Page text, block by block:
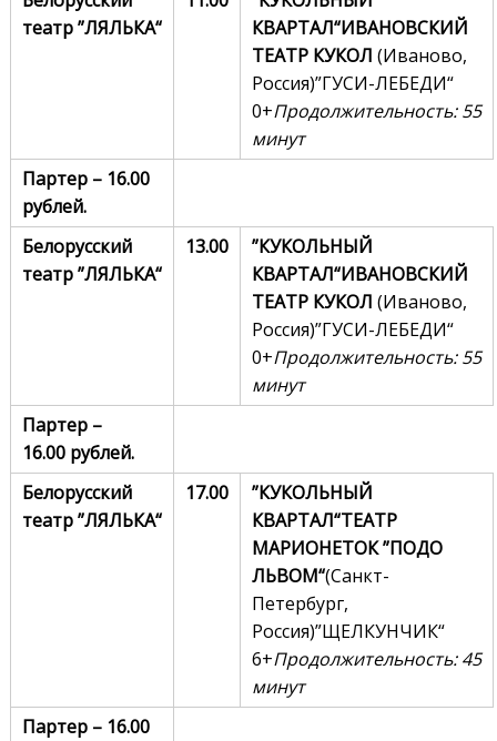
театр”ЛЯЛЬКА“
КВАРТАЛ“ИВАНОВСКИЙ
ТЕАТР КУКОЛ (Иваново,
Россия)”ГУСИ-ЛЕБЕДИ“
0+Продолжительность:55
минут
Партер – 16.00
рублей.
Белорусский
театр”ЛЯЛЬКА“
13.00
”КУКОЛЬНЫЙ
КВАРТАЛ“ИВАНОВСКИЙ
ТЕАТР КУКОЛ (Иваново,
Россия)”ГУСИ-ЛЕБЕДИ“
0+Продолжительность: 55
минут
Партер –
16.00рублей.
Белорусский
театр”ЛЯЛЬКА“
17.00
”КУКОЛЬНЫЙ
КВАРТАЛ“ТЕАТР
МАРИОНЕТОК”ПОДО
ЛЬВОМ“(Санкт-
Петербург,
Россия)”ЩЕЛКУНЧИК“
6+Продолжительность: 45
минут
Партер – 16.00